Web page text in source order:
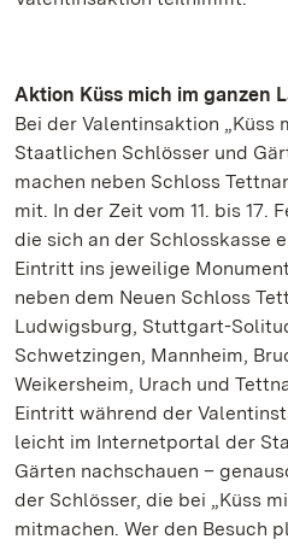
Aktion Küss mich im ganzen
Bei der Valentinsaktion „Küss
Staatlichen Schlösser und
machen neben Schloss
mit. In der Zeit vom 11. bis 17.
die sich an der Schlosskasse
Eintritt ins jeweilige
neben dem Neuen Schloss
Ludwigsburg, Stuttgart-
Schwetzingen, Mannheim,
Weikersheim, Urach und
Eintritt während der
leicht im Internetportal der
Gärten nachschauen –
der Schlösser, die bei „Küss
mitmachen. Wer den Besuch